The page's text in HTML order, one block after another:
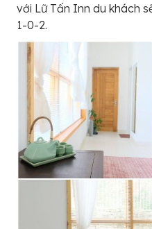
với Lữ Tấn Inn du khách
1-0-2.